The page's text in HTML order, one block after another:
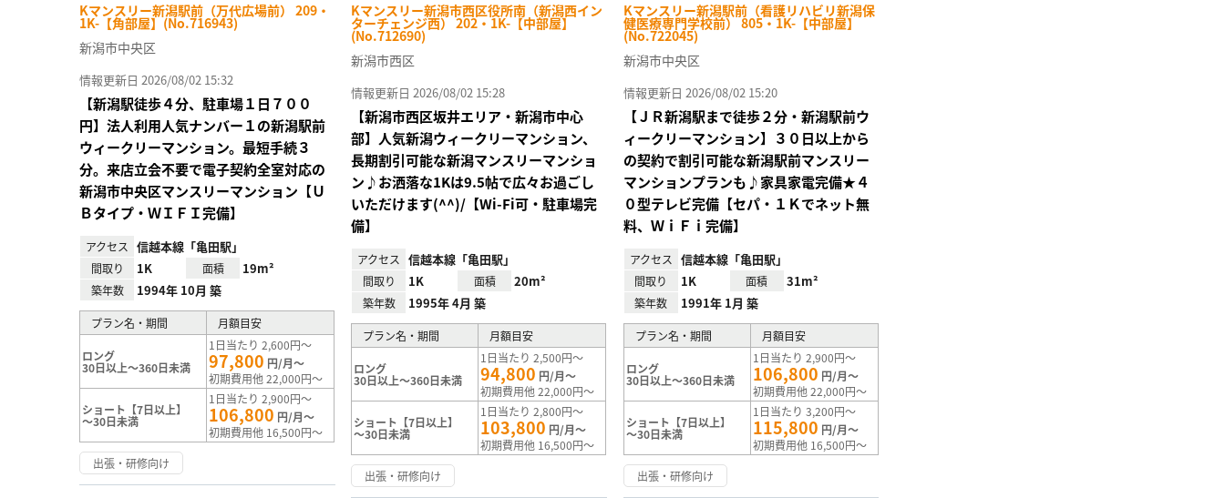
Kマンスリー新潟駅前（万代広場前） 209・
1K-【角部屋】(No.716943)
新潟市中央区
情報更新日 2026/08/02 15:32
【新潟駅徒歩４分、駐車場１日７００
円】法人利用人気ナンバー１の新潟駅前
ウィークリーマンション。最短手続３
分。来店立会不要で電子契約全室対応の
新潟市中央区マンスリーマンション【Ｕ
Ｂタイプ・ＷＩＦＩ完備】
アクセス 信越本線「亀田駅」
間取り 1K 面積 19m²
築年数 1994年 10月 築
プラン名・期間 月額目安
ロング
30日以上～360日未満
1日当たり 2,600円～
97,800 円/月～
初期費用他 22,000円～
ショート【7日以上】
～30日未満
1日当たり 2,900円～
106,800 円/月～
初期費用他 16,500円～
出張・研修向け
Kマンスリー新潟市西区役所南（新潟西イン
ターチェンジ西） 202・1K-【中部屋】
(No.712690)
新潟市西区
情報更新日 2026/08/02 15:28
【新潟市西区坂井エリア・新潟市中心
部】人気新潟ウィークリーマンション、
長期割引可能な新潟マンスリーマンショ
ン♪お洒落な1Kは9.5帖で広々お過ごし
いただけます(^^)/【Wi-Fi可・駐車場完
備】
アクセス 信越本線「亀田駅」
間取り 1K 面積 20m²
築年数 1995年 4月 築
プラン名・期間 月額目安
ロング
30日以上～360日未満
1日当たり 2,500円～
94,800 円/月～
初期費用他 22,000円～
ショート【7日以上】
～30日未満
1日当たり 2,800円～
103,800 円/月～
初期費用他 16,500円～
出張・研修向け
Kマンスリー新潟駅前（看護リハビリ新潟保
健医療専門学校前） 805・1K-【中部屋】
(No.722045)
新潟市中央区
情報更新日 2026/08/02 15:20
【ＪＲ新潟駅まで徒歩２分・新潟駅前ウ
ィークリーマンション】３０日以上から
の契約で割引可能な新潟駅前マンスリー
マンションプランも♪家具家電完備★４
０型テレビ完備【セパ・１Ｋでネット無
料、ＷｉＦｉ完備】
アクセス 信越本線「亀田駅」
間取り 1K 面積 31m²
築年数 1991年 1月 築
プラン名・期間 月額目安
ロング
30日以上～360日未満
1日当たり 2,900円～
106,800 円/月～
初期費用他 22,000円～
ショート【7日以上】
～30日未満
1日当たり 3,200円～
115,800 円/月～
初期費用他 16,500円～
出張・研修向け